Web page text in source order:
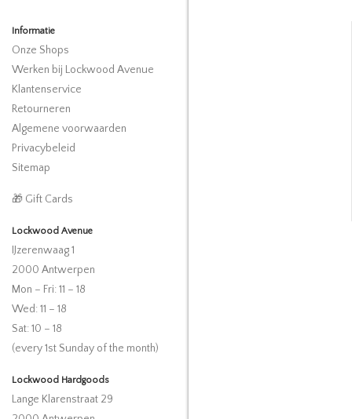
Informatie
Onze Shops
Werken bij Lockwood Avenue
Klantenservice
Retourneren
Algemene voorwaarden
Privacybeleid
Sitemap
🎁 Gift Cards
Lockwood Avenue
IJzerenwaag 1
2000 Antwerpen
Mon – Fri: 11 – 18
Wed: 11 – 18
Sat: 10 – 18
(every 1st Sunday of the month)
Lockwood Hardgoods
Lange Klarenstraat 29